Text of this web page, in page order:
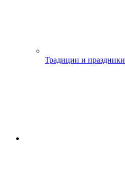
Традиции и праздники